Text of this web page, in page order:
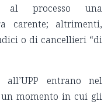
al processo una
carente; altrimenti,
o di cancellieri “di
entrano nel
un momento in cui gli